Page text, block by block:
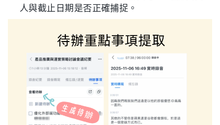
人與截止日期是否正確捕捉。